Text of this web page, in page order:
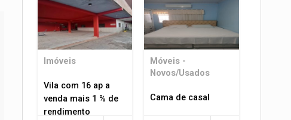
Imóveis
Vila com 16 ap a
venda mais 1 % de
rendimento
Móveis -
Novos/Usados
Cama de casal